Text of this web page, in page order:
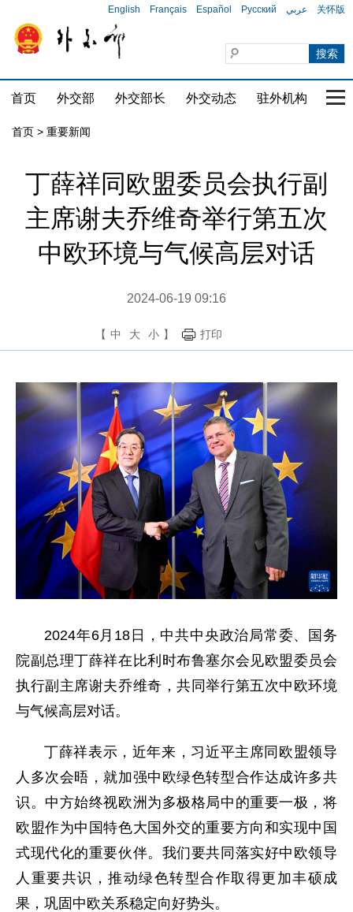
English Français Español Русский عربي 关怀版
首页 外交部 外交部长 外交动态 驻外机构 国
首页 > 重要新闻
丁薛祥同欧盟委员会执行副
主席谢夫乔维奇举行第五次
中欧环境与气候高层对话
2024-06-19 09:16
【 中 大 小 】 打印
2024年6月18日，中共中央政治局常委、国务
院副总理丁薛祥在比利时布鲁塞尔会见欧盟委员会
执行副主席谢夫乔维奇，共同举行第五次中欧环境
与气候高层对话。
丁薛祥表示，近年来，习近平主席同欧盟领导
人多次会晤，就加强中欧绿色转型合作达成许多共
识。中方始终视欧洲为多极格局中的重要一极，将
欧盟作为中国特色大国外交的重要方向和实现中国
式现代化的重要伙伴。我们要共同落实好中欧领导
人重要共识，推动绿色转型合作取得更加丰硕成
果，巩固中欧关系稳定向好势头。